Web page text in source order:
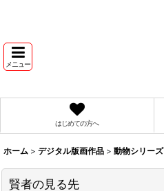
メニュー
はじめての方へ
ホーム > デジタル版画作品 > 動物シリーズ
賢者の見る先